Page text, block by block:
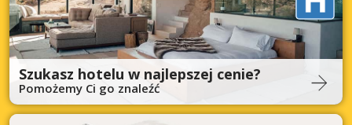
Szukasz hotelu w najlepszej cenie?
Pomożemy Ci go znaleźć